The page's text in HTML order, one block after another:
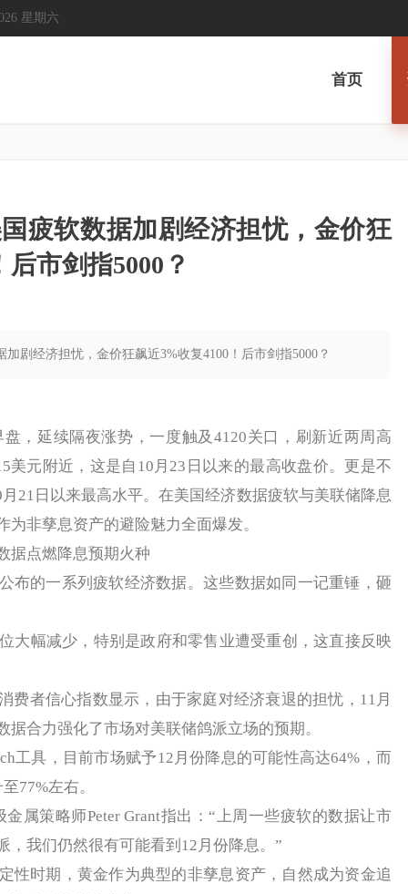
星期六
首页
疲软数据加剧经济担忧，金价狂
市剑指5000？
剧经济担忧，金价狂飙近3%收复4100！后市剑指5000？
延续隔夜涨势，一度触及4120关口，刷新近两周高
美元附近，这是自10月23日以来的最高收盘价。更是不
21日以来最高水平。在美国经济数据疲软与美联储降息
非孳息资产的避险魅力全面爆发。
点燃降息预期火种
的一系列疲软经济数据。这些数据如同一记重锤，砸
幅减少，特别是政府和零售业遭受重创，这直接反映
信心指数显示，由于家庭对经济衰退的担忧，11月
合力强化了市场对美联储鸽派立场的预期。
具，目前市场赋予12月份降息的可能性高达64%，而
77%左右。
策略师Peter Grant指出：“上周一些疲软的数据让市
，我们仍然很有可能看到12月份降息。”
时期，黄金作为典型的非孳息资产，自然成为资金追